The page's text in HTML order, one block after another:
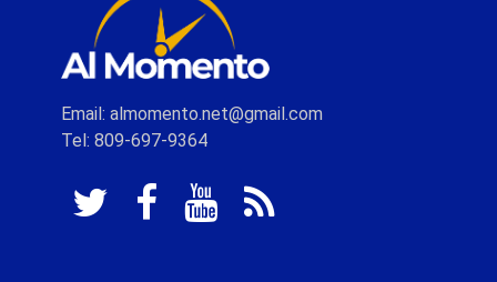
Email: almomento.net@gmail.com
Tel: 809-697-9364